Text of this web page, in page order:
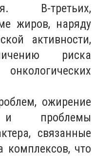
В-третьих,
жиров, наряду
активности,
риска
ожирение
проблемы
связанные
комплексов, что